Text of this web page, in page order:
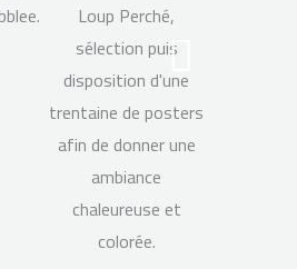
Loup Perché,
sélection puis
disposition d'une
trentaine de posters
afin de donner une
ambiance
chaleureuse et
colorée.